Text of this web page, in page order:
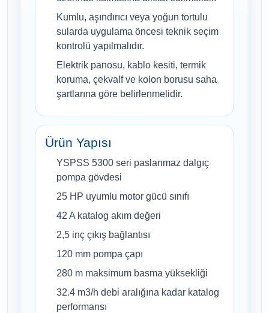
Kumlu, aşındırıcı veya yoğun tortulu
sularda uygulama öncesi teknik seçim
kontrolü yapılmalıdır.
Elektrik panosu, kablo kesiti, termik
koruma, çekvalf ve kolon borusu saha
şartlarına göre belirlenmelidir.
Ürün Yapısı
YSPSS 5300 seri paslanmaz dalgıç
pompa gövdesi
25 HP uyumlu motor gücü sınıfı
42 A katalog akım değeri
2,5 inç çıkış bağlantısı
120 mm pompa çapı
280 m maksimum basma yüksekliği
32.4 m3/h debi aralığına kadar katalog
performansı